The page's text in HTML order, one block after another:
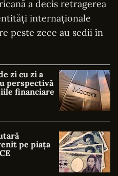
a decis retragerea
internaționale
peste zece au sedii în
zi cu zi a
perspectivă
financiare
pe piața